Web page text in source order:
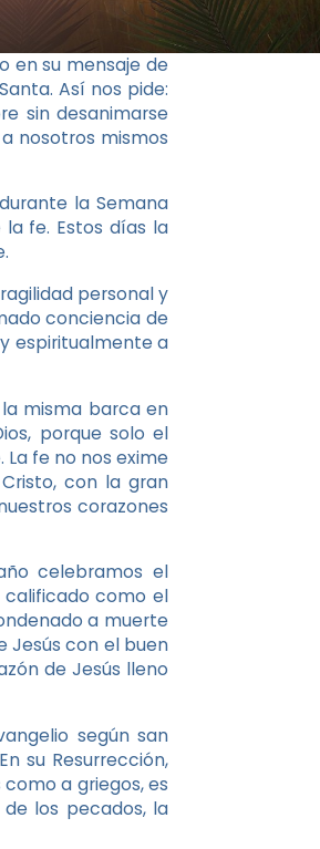
en su mensaje de
Así nos pide:
sin desanimarse
nosotros mismos
la Semana
fe. Estos días la
personal y
conciencia de
espiritualmente a
misma barca en
porque solo el
fe no nos exime
con la gran
corazones
celebramos el
calificado como el
a muerte
Jesús con el buen
de Jesús lleno
según san
su Resurrección,
a griegos, es
los pecados, la